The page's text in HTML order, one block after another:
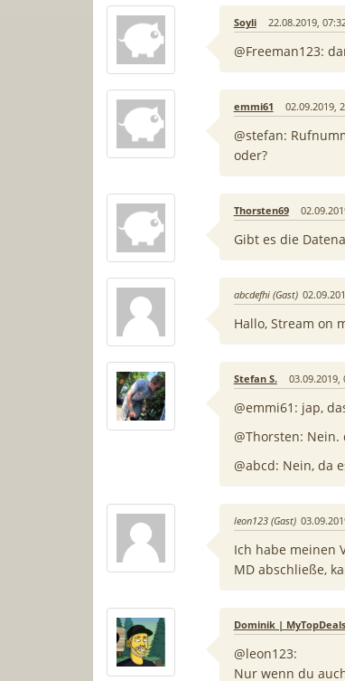
Soyli 22.08.2019,
@Freeman123:
emmi61 02.09.2019,
@stefan:
oder?
Thorsten69
Gibt es die
abcdefhi (Gast)
Hallo, Stream on
Stefan S. 03.09.2019,
@emmi61: jap,
@Thorsten:
@abcd: Nein, da
leon123 (Gast)
Ich habe meinen
MD abschließe,
Dominik | MyTopDeals
@leon123:
Nur wenn du